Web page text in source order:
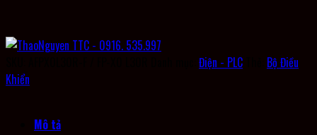
Điện - PLC
Bộ Điều
Khiển
Mô tả